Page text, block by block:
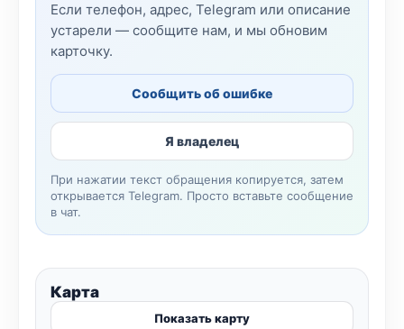
Если телефон, адрес, Telegram или описание
устарели — сообщите нам, и мы обновим
карточку.
Сообщить об ошибке
Я владелец
При нажатии текст обращения копируется, затем
открывается Telegram. Просто вставьте сообщение
в чат.
Карта
Показать карту